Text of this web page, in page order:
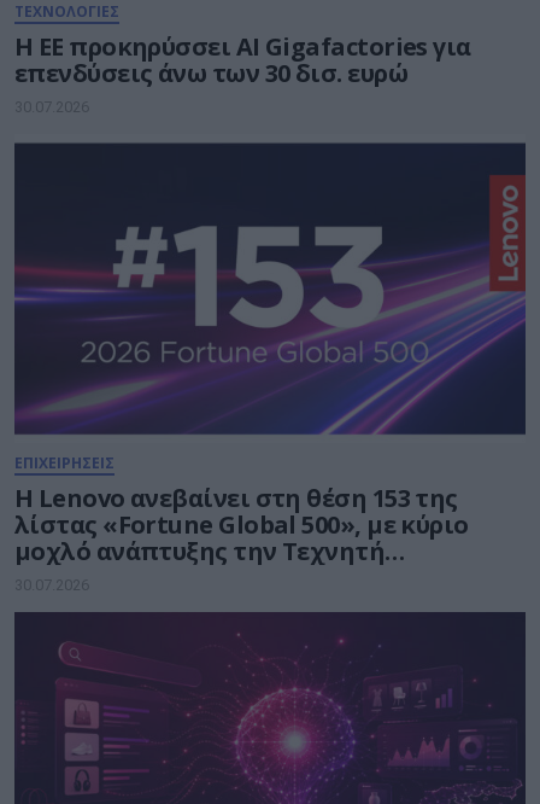
ΤΕΧΝΟΛΟΓΙΕΣ
Η ΕΕ προκηρύσσει AI Gigafactories για
επενδύσεις άνω των 30 δισ. ευρώ
30.07.2026
ΕΠΙΧΕΙΡΗΣΕΙΣ
Η Lenovo ανεβαίνει στη θέση 153 της
λίστας «Fortune Global 500», με κύριο
μοχλό ανάπτυξης την Τεχνητή
Νοημοσύνη
30.07.2026